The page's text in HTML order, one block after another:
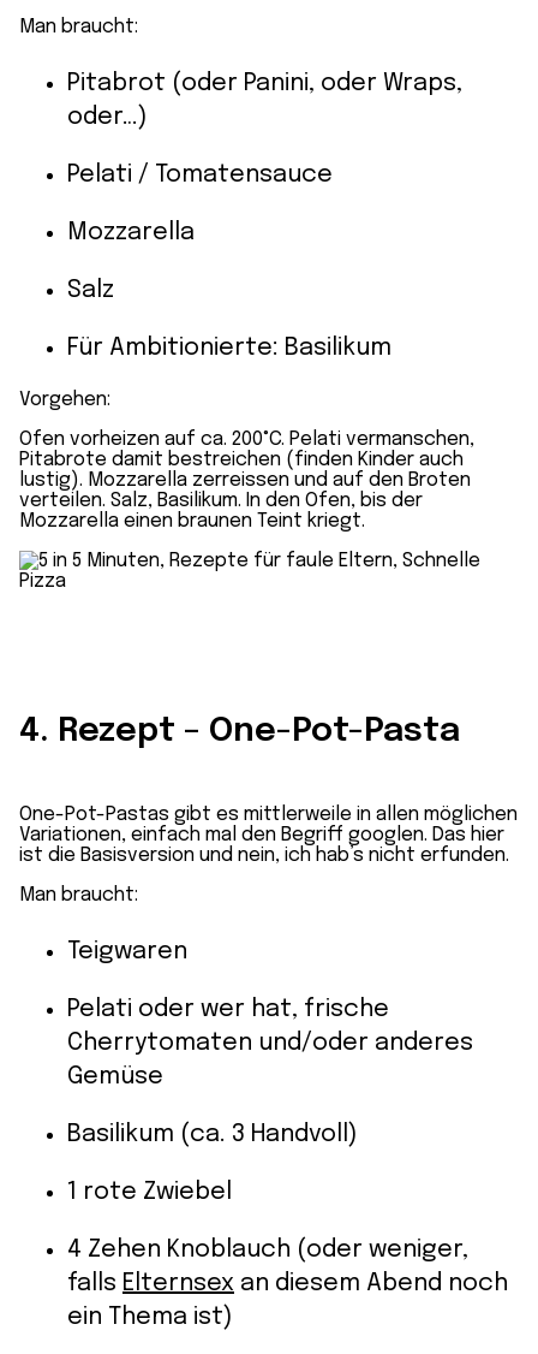
Man braucht:
Pitabrot (oder Panini, oder Wraps,
oder…)
Pelati / Tomatensauce
Mozzarella
Salz
Für Ambitionierte: Basilikum
Vorgehen:
Ofen vorheizen auf ca. 200°C. Pelati vermanschen,
Pitabrote damit bestreichen (finden Kinder auch
lustig). Mozzarella zerreissen und auf den Broten
verteilen. Salz, Basilikum. In den Ofen, bis der
Mozzarella einen braunen Teint kriegt.
4. Rezept – One-Pot-Pasta
One-Pot-Pastas gibt es mittlerweile in allen möglichen
Variationen, einfach mal den Begriff googlen. Das hier
ist die Basisversion und nein, ich hab’s nicht erfunden.
Man braucht:
Teigwaren
Pelati oder wer hat, frische
Cherrytomaten und/oder anderes
Gemüse
Basilikum (ca. 3 Handvoll)
1 rote Zwiebel
4 Zehen Knoblauch (oder weniger,
falls Elternsex an diesem Abend noch
ein Thema ist)